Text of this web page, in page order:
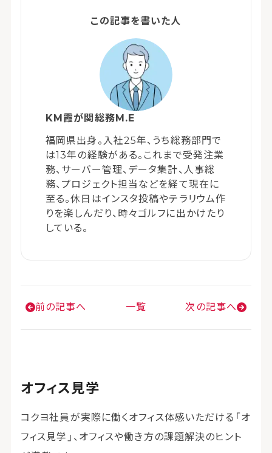
この記事を書いた人
KM霞が関総務M.E
福岡県出身。入社25年、うち総務部門で
は13年の経験がある。これまで受発注業
務、サーバー管理、データ集計、人事総
務、プロジェクト担当などを経て現在に
至る。休日はインスタ投稿やテラリウム作
りを楽しんだり、時々ゴルフに出かけたり
している。
前の記事へ 一覧 次の記事へ
オフィス見学
コクヨ社員が実際に働くオフィス体感いただける「オ
フィス見学」、オフィスや働き方の課題解決のヒント